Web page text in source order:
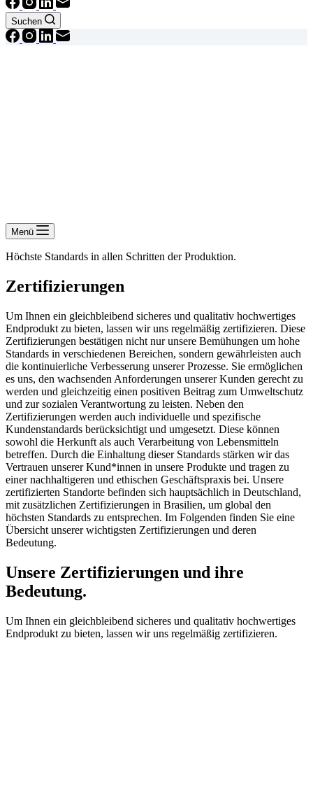
Suchen
Menü
Höchste Standards in allen Schritten der Produktion.
Zertifizierungen
Um Ihnen ein gleichbleibend sicheres und qualitativ hochwertiges
Endprodukt zu bieten, lassen wir uns regelmäßig zertifizieren. Diese
Zertifizierungen bestätigen nicht nur unsere Bemühungen um hohe
Standards in verschiedenen Bereichen, sondern gewährleisten auch
die kontinuierliche Verbesserung unserer Prozesse. Sie ermöglichen
es uns, den wachsenden Anforderungen unserer Kunden gerecht zu
werden und gleichzeitig einen positiven Beitrag zum Umweltschutz
und zur sozialen Verantwortung zu leisten. Neben den
Zertifizierungen werden auch individuelle und spezifische
Kundenstandards berücksichtigt und umgesetzt. Diese können
sowohl die Herkunft als auch Verarbeitung von Lebensmitteln
betreffen. Durch die Einhaltung dieser Standards stärken wir das
Vertrauen unserer Kund*innen in unsere Produkte und tragen zu
einer nachhaltigeren und ethischen Geschäftspraxis bei. Unsere
zertifizierten Standorte befinden sich hauptsächlich in Deutschland,
mit zusätzlichen Zertifizierungen in Brasilien, um global den
höchsten Standards zu entsprechen. Im Folgenden finden Sie eine
Übersicht unserer wichtigsten Zertifizierungen und deren
Bedeutung.
Unsere Zertifizierungen und ihre
Bedeutung.
Um Ihnen ein gleichbleibend sicheres und qualitativ hochwertiges
Endprodukt zu bieten, lassen wir uns regelmäßig zertifizieren.